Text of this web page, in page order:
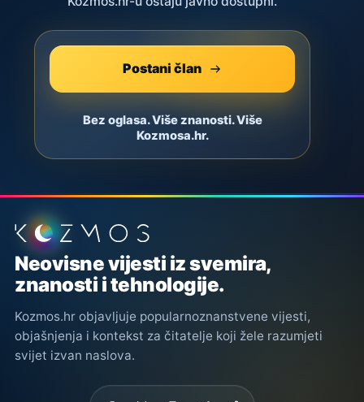
Postani član
Bez oglasa. Više znanosti. Više
Kozmosa.hr.
Podnožje stranice
Neovisne vijesti iz svemira,
znanosti i tehnologije.
Kozmos.hr objavljuje popularnoznanstvene vijesti,
objašnjenja i kontekst za čitatelje koji žele razumjeti
svijet izvan naslova.